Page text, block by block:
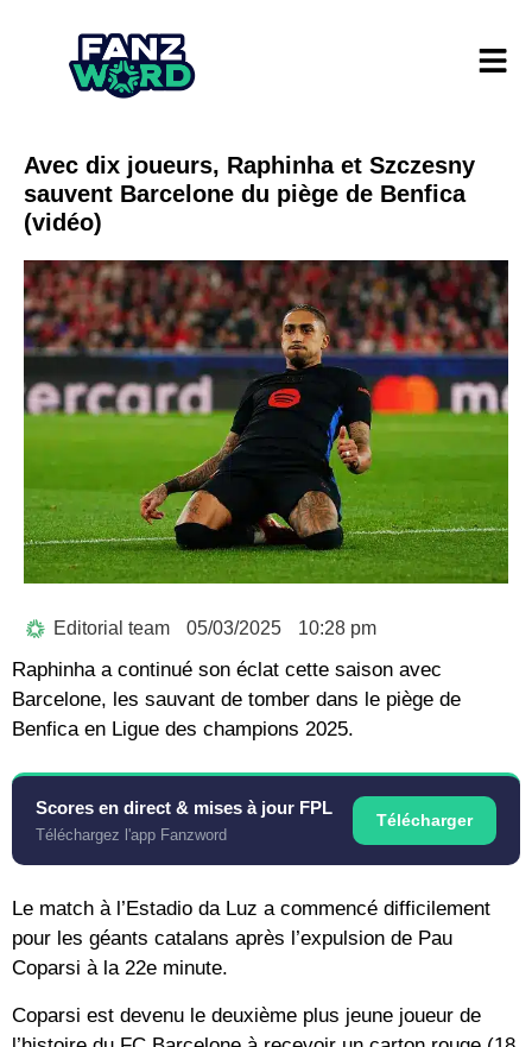
Avec dix joueurs, Raphinha et Szczesny
sauvent Barcelone du piège de Benfica
(vidéo)
Editorial team 05/03/2025 10:28 pm
Raphinha a continué son éclat cette saison avec
Barcelone, les sauvant de tomber dans le piège de
Benfica en Ligue des champions 2025.
Scores en direct & mises à jour FPL
Téléchargez l'app Fanzword
Télécharger
Le match à l’Estadio da Luz a commencé difficilement
pour les géants catalans après l’expulsion de Pau
Coparsi à la 22e minute.
Coparsi est devenu le deuxième plus jeune joueur de